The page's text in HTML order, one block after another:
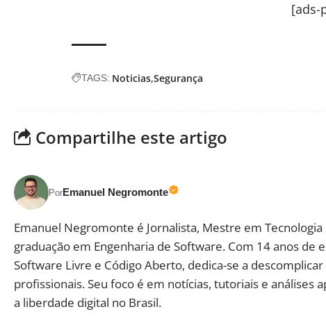
[ads-
TAGS: Noticias Segurança
Compartilhe este artigo
PorEmanuel Negromonte
Emanuel Negromonte é Jornalista, Mestre em
graduação em Engenharia de Software. Com 14 anos de
Software Livre e Código Aberto, dedica-se a
profissionais. Seu foco é em notícias, tutoriais e
a liberdade digital no Brasil.